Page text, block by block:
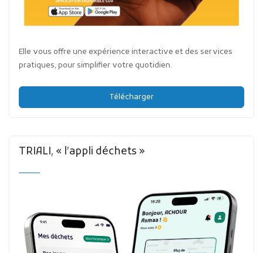
Elle vous offre une expérience interactive et des services
pratiques, pour simplifier votre quotidien.
Télécharger
TRIALI, « l’appli déchets »